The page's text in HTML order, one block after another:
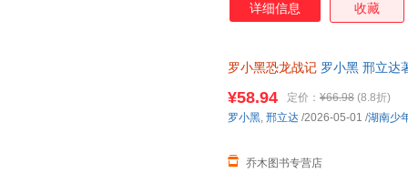
详细信息 收藏
罗小黑恐龙战记 罗小黑 邢立达
¥58.94 定价： ¥66.98 (8.8折)
乔木图书专营店
罗小黑, 邢立达 /2026-05-01 /湖南少